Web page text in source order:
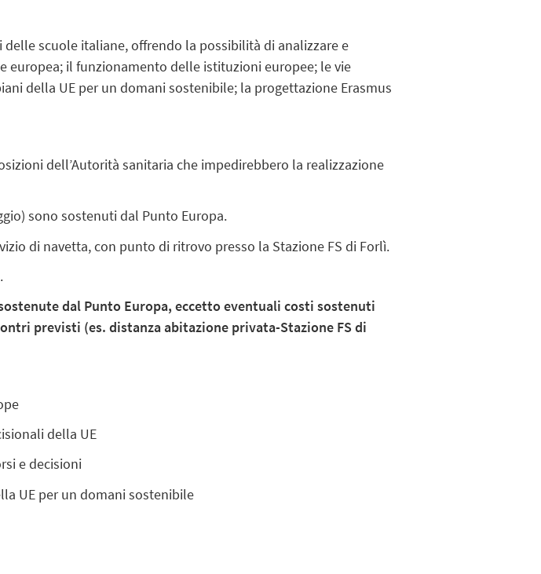
scuole italiane, offrendo la possibilità di analizzare e
europea; il funzionamento delle istituzioni europee; le vie
della UE per un domani sostenibile; la progettazione Erasmus
dell’Autorità sanitaria che impedirebbero la realizzazione
sono sostenuti dal Punto Europa.
di navetta, con punto di ritrovo presso la Stazione FS di Forlì.
dal Punto Europa, eccetto eventuali costi sostenuti
previsti (es. distanza abitazione privata-Stazione FS di
della UE
e decisioni
UE per un domani sostenibile